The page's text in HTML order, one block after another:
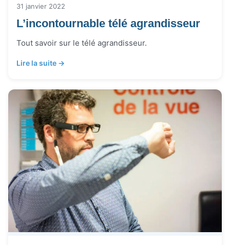
31 janvier 2022
L’incontournable télé agrandisseur
Tout savoir sur le télé agrandisseur.
Lire la suite →